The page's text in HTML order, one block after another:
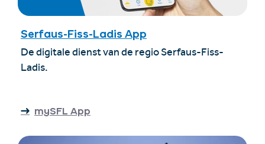
Serfaus-Fiss-Ladis App
De digitale dienst van de regio Serfaus-Fiss-
Ladis.
mySFL App